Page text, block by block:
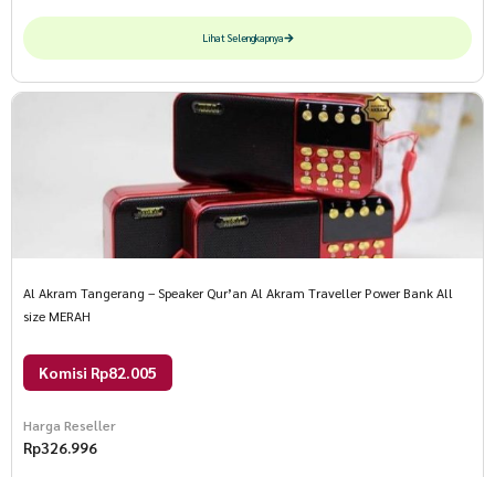
Lihat Selengkapnya
Al Akram Tangerang – Speaker Qur’an Al Akram Traveller Power Bank All
size MERAH
Komisi Rp82.005
Harga Reseller
Rp326.996